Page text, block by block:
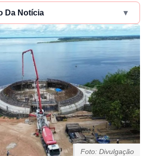
Da Notícia ▾
Foto: Divulgação